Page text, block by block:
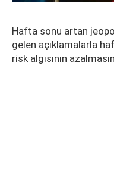
Hafta sonu artan
gelen açıklamalarla
risk algısının